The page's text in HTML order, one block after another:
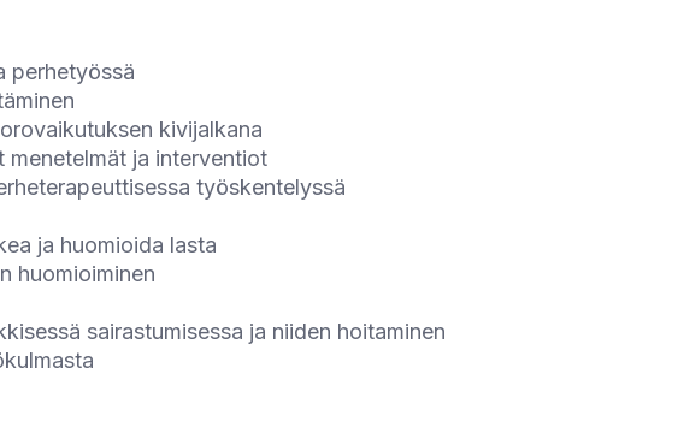
perhetyössä
kivijalkana
menetelmät ja interventiot
työskentelyssä
ja huomioida lasta
huomioiminen
sairastumisessa ja niiden hoitaminen